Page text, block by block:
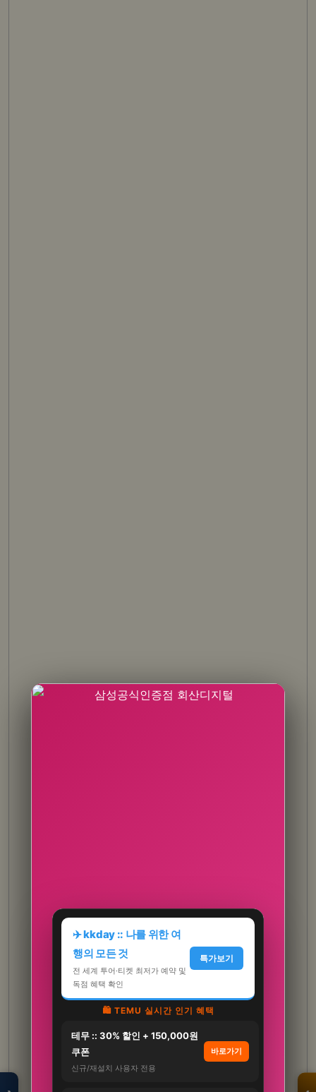
✈️ kkday :: 나를 위한 여
행의 모든 것
전 세계 투어·티켓 최저가 예약 및
독점 혜택 확인
특가보기
🛍️ TEMU 실시간 인기 혜택
테무 :: 30% 할인 + 150,000원
쿠폰
신규/재설치 사용자 전용
바로가기